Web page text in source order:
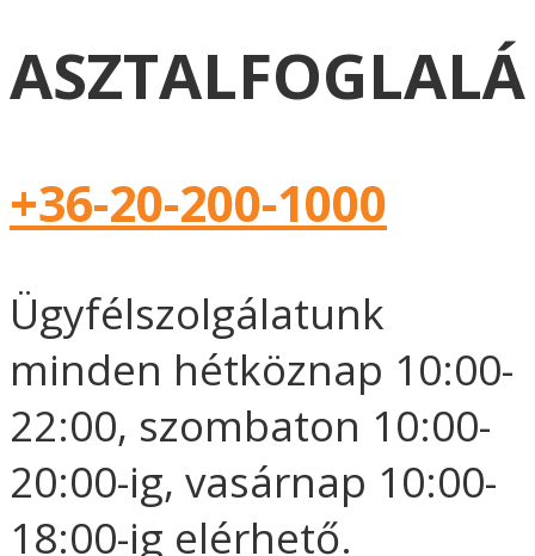
+36-20-200-1000
Ügyfélszolgálatunk
minden hétköznap 10:00-
22:00, szombaton 10:00-
20:00-ig, vasárnap 10:00-
18:00-ig elérhető.